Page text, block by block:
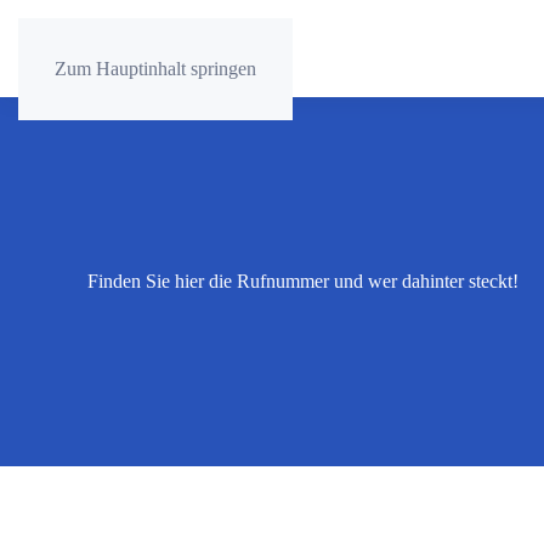
Zum Hauptinhalt springen
Finden Sie hier die Rufnummer und wer dahinter steckt!